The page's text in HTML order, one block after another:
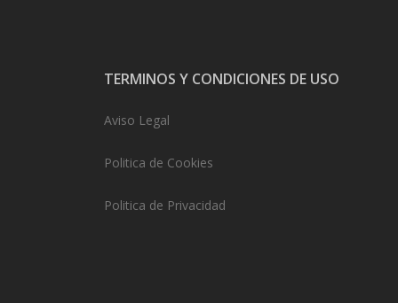
TERMINOS Y CONDICIONES DE USO
Aviso Legal
Politica de Cookies
Politica de Privacidad